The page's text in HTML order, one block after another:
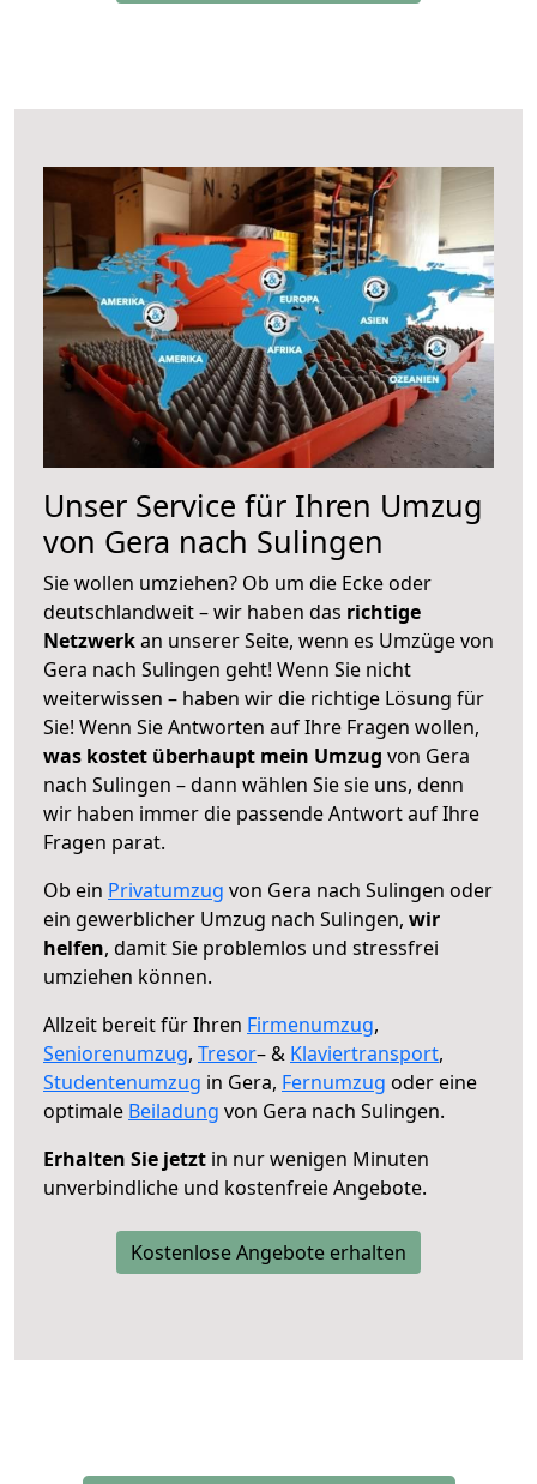
Unser Service für Ihren Umzug
von Gera nach Sulingen
Sie wollen umziehen? Ob um die Ecke oder
deutschlandweit – wir haben das richtige
Netzwerkan unserer Seite, wenn es Umzüge von
Gera nach Sulingen geht! Wenn Sie nicht
weiterwissen – haben wir die richtige Lösung für
Sie! Wenn Sie Antworten auf Ihre Fragen wollen,
was kostet überhaupt mein Umzug von Gera
nach Sulingen – dann wählen Sie sie uns, denn
wir haben immer die passende Antwort auf Ihre
Fragen parat.
Ob ein Privatumzug von Gera nach Sulingen oder
ein gewerblicher Umzug nach Sulingen, wir
helfen, damit Sie problemlos und stressfrei
umziehen können.
Allzeit bereit für Ihren Firmenumzug,
Seniorenumzug, Tresor– & Klaviertransport,
Studentenumzug in Gera, Fernumzug oder eine
optimale Beiladung von Gera nach Sulingen.
Erhalten Sie jetzt in nur wenigen Minuten
unverbindliche und kostenfreie Angebote.
Kostenlose Angebote erhalten